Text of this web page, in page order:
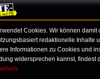
Cookies. Wir können damit
redaktionelle Inhalte
Informationen zu Cookies und
widersprechen kannst, findest